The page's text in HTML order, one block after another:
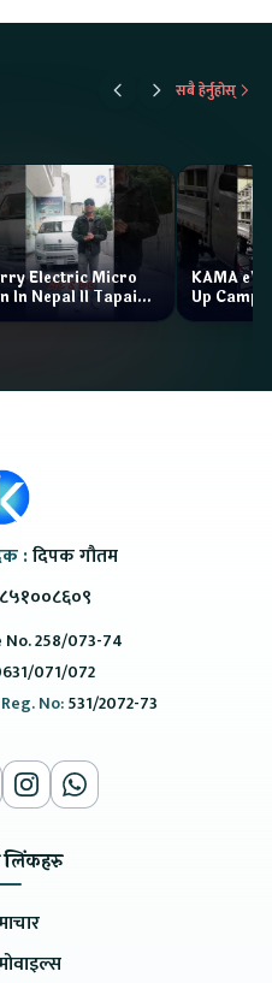
सबै हेर्नुहोस्
Electric Micro
In Nepal II Tapaiko
II Jankari
KAMA eV
Up Camp
:दिपक गौतम
258/073-74
071/072
No:531/2072-73
लिंकहरु